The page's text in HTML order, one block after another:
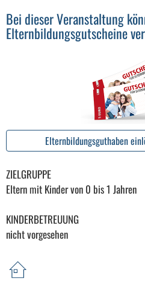
Bei dieser Veranstaltung
Elternbildungsgutscheine
Elternbildungsguthaben
ZIELGRUPPE
Eltern mit Kinder von 0 bis 1 Jahren
KINDERBETREUUNG
nicht vorgesehen